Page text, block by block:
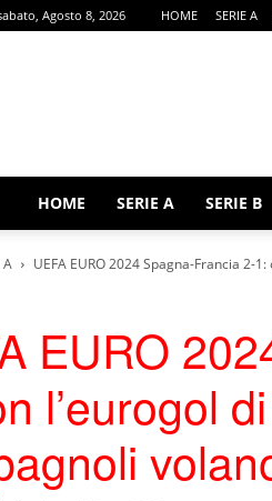
Agosto 8, 2026 HOME SERIE A
HOME SERIE A SERIE B
A UEFA EURO 2024 Spagna-Francia 2-
EURO
l’eurogol